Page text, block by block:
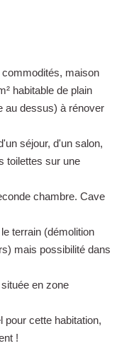
maison
habitable de plain
au dessus) à rénover
séjour, d'un salon,
toilettes sur une
chambre. Cave
terrain (démolition
mais possibilité dans
en zone
pour cette habitation,
!